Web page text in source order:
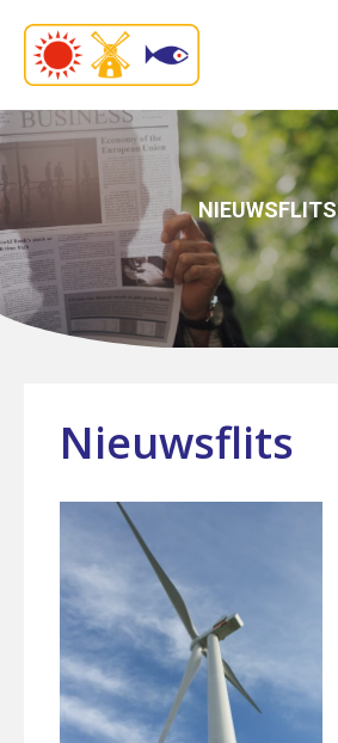
NIEUWSFLITS
Nieuwsflits